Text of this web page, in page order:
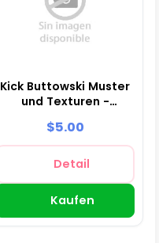
Kick Buttowski Muster
und Texturen -
Kits
$5.00
Detail
Kaufen